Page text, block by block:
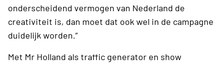
onderscheidend vermogen van Nederland de
creativiteit is, dan moet dat ook wel in de campagne
duidelijk worden.”
Met Mr Holland als traffic generator en show